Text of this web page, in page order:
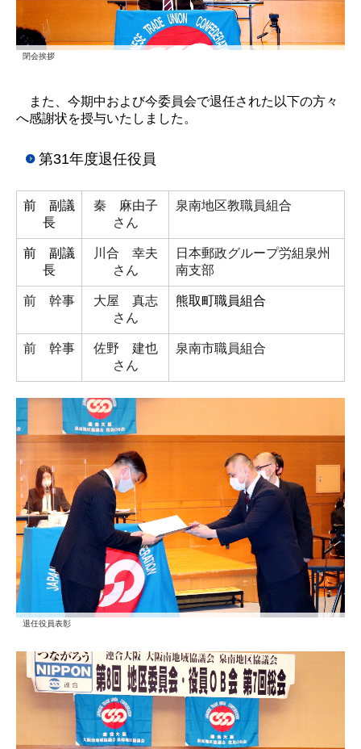
閉会挨拶
また、今期中および今委員会で退任された以下の方々
へ感謝状を授与いたしました。
第31年度退任役員
前 副議
長
秦 麻由子
さん
泉南地区教職員組合
前 副議
長
川合 幸夫
さん
日本郵政グループ労組泉州
南支部
前 幹事
大屋 真志
さん
熊取町職員組合
前 幹事
佐野 建也
さん
泉南市職員組合
退任役員表彰